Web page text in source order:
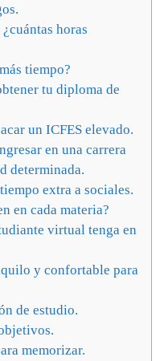
horas
tiempo?
tu diploma de
un ICFES elevado.
en una carrera
determinada.
extra a sociales.
en cada materia?
virtual tenga en
y confortable para
de estudio.
memorizar.